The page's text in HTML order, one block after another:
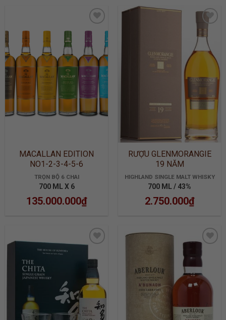
ADD TO
WISHLIST
MACALLAN EDITION
NO1-2-3-4-5-6
TRỌN BỘ 6 CHAI
700 ML X 6
135.000.000₫
ADD TO
WISHLIST
RƯỢU GLENMORANGIE
19 NĂM
HIGHLAND SINGLE MALT WHISKY
700 ML / 43%
2.750.000₫
WISHLIST
ADD TO
WISHLIST